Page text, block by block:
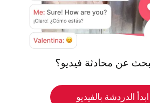
عن محادثة فيديو؟
ابدأ الدردشة بالفيديو